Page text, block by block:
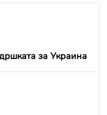
за Украина